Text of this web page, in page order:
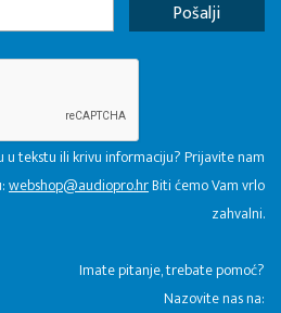
u tekstu ili krivu informaciju? Prijavite nam
webshop@audiopro.hrBiti ćemo Vam vrlo
zahvalni.
​Imate pitanje, trebate pomoć?
Nazovite nas na: